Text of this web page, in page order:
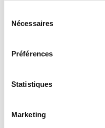
Nécessaires
Préférences
Statistiques
Marketing
fermé. Vous gagnez en
compromettre la
CONCLUSION :
COMMANDES
Le SaaS est fantastique
devient votre avantage